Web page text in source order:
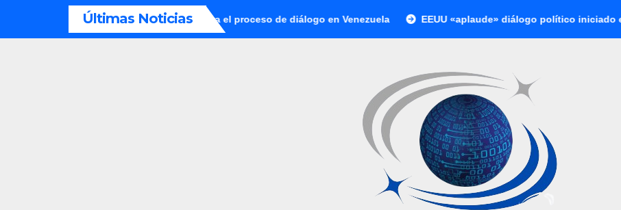
Últimas Noticias
establecieron metodología para el proceso de diálogo en Venezuela EEUU «aplaude» diálogo político iniciado en Venezuela